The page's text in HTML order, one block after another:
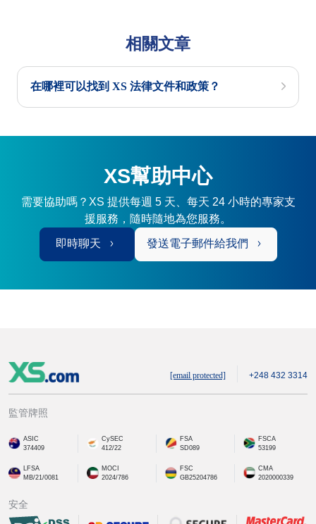
相關文章
在哪裡可以找到 XS 法律文件和政策？
XS幫助中心
需要協助嗎？XS 提供每週 5 天、每天 24 小時的專家支
援服務，隨時隨地為您服務。
即時聊天 發送電子郵件給我們
[email protected] +248 432 3314
監管牌照
ASIC
374409
CySEC
412/22
FSA
SD089
FSCA
53199
LFSA
MB/21/0081
MOCI
2024/786
FSC
GB25204786
CMA
2020000339
安全